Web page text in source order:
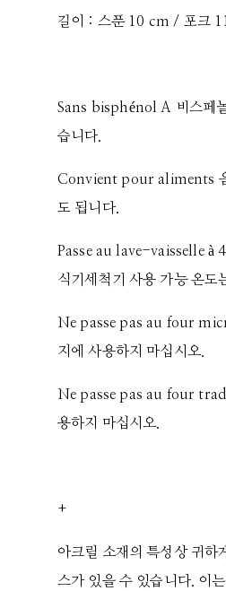
길이 : 스푼 10 cm / 포크
Sans bisphénol A 비스페
습니다.
Convient pour aliments
도 됩니다.
Passe au lave-vaisselle
식기세척기 사용 가능 온
Ne passe pas au four
지에 사용하지 마십시오.
Ne passe pas au four
용하지 마십시오.
+
아크릴 소재의 특성상 귀하
스가 있을 수 있습니다. 이